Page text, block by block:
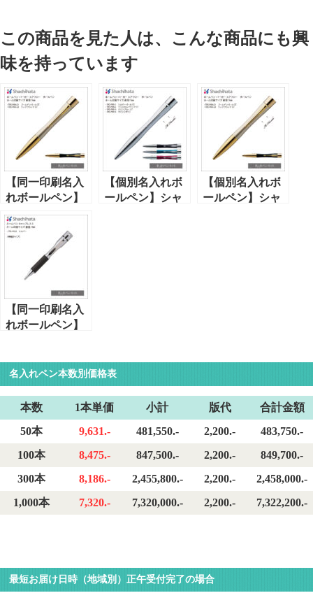
この商品を見た人は、こんな商品にも興
味を持っています
【同一印刷名入
れボールペン】
シャチハタネー
ムペン・パーカ
ー・エアフロー
（TKS-PKA）印
面サイズ：直径
【個別名入れボ
ールペン】シャ
【個別名入れボ
ールペン】シャ
【同一印刷名入
れボールペン】
プレスS（TKS-
AUS1）シルバ
ー・印面サイ
ズ：直径9mm
名入れペン本数別価格表
本数 1本単価 小計 版代
合計金額
50本
9,631.- 481,550.- 2,200.-
483,750.-
100本
8,475.- 847,500.- 2,200.-
849,700.-
300本
8,186.- 2,455,800.- 2,200.-
2,458,000.-
1,000本
7,320.- 7,320,000.- 2,200.- 7,322,200.-
最短お届け日時（地域別）正午受付完了の場合